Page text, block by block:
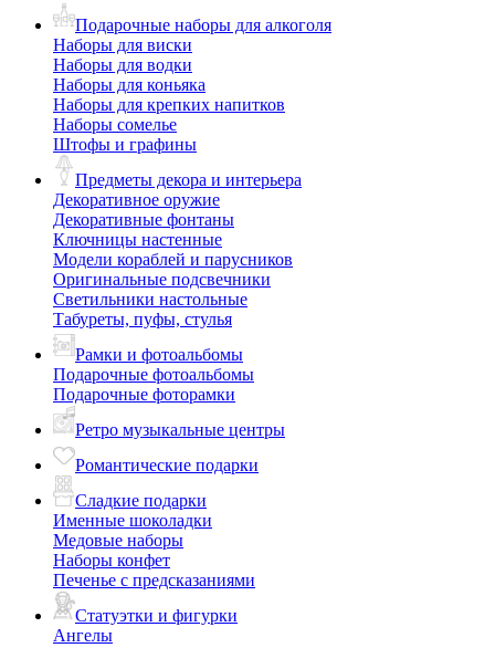
Подарочные наборы для алкоголя
Наборы для виски
Наборы для водки
Наборы для коньяка
Наборы для крепких напитков
Наборы сомелье
Штофы и графины
Предметы декора и интерьера
Декоративное оружие
Декоративные фонтаны
Ключницы настенные
Модели кораблей и парусников
Оригинальные подсвечники
Светильники настольные
Табуреты, пуфы, стулья
Рамки и фотоальбомы
Подарочные фотоальбомы
Подарочные фоторамки
Ретро музыкальные центры
Романтические подарки
Сладкие подарки
Именные шоколадки
Медовые наборы
Наборы конфет
Печенье с предсказаниями
Статуэтки и фигурки
Ангелы